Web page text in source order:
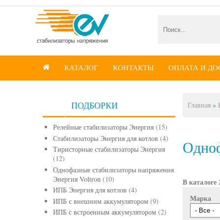
 КАТАЛОГ КОНТАКТЫ ОПЛАТА И
ПОДБОРКИ
Релейные стабилизаторы Энергия (15)
Стабилизаторы Энергия для котлов (4)
Тиристорные стабилизаторы Энергия
(12)
Однофазные стабилизаторы напряжения
Энергия Voltron (10)
ИПБ Энергия для котлов (4)
ИПБ с внешним аккумулятором (9)
ИПБ с встроенным аккумулятором (2)
Вы
Главная »
В каталоге
Марка